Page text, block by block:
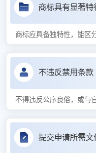
商标具有显著特
商标应具备独特性，能区
不违反禁用条款
不得违反公序良俗，或与
提交申请所需文